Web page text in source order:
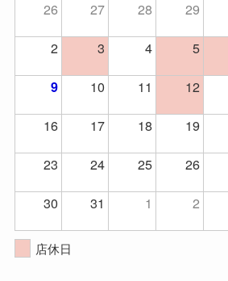
26 27 28 29
2
3 4 5
9 10 11 12
16
17 18 19
23
24 25 26
30
31 1 2
店休日